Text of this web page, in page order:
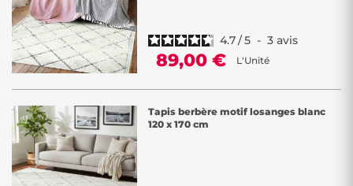
4.7/5 - 3 avis
89,00 € L'Unité
Tapis berbère motif losanges blanc
120 x 170 cm